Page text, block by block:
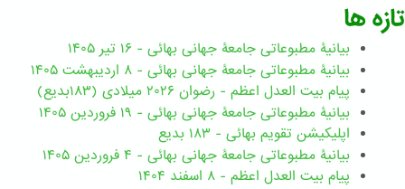
تازه ها
بیانیۀ مطبوعاتی جامعۀ جهانی بهائی - ۱۶ تیر ۱۴۰۵
بیانیۀ مطبوعاتی جامعۀ جهانی بهائی - ۸ اردیبهشت ۱۴۰۵
پیام بیت العدل اعظم - رضوان ۲۰۲۶ میلادی (۱۸۳بدیع)
بیانیۀ مطبوعاتی جامعۀ جهانی بهائی - ۱۹ فروردین ۱۴۰۵
اپلیکیشن تقویم بهائی - ۱۸۳ بدیع
بیانیۀ مطبوعاتی جامعۀ جهانی بهائی - ۴ فروردین ۱۴۰۵
پیام بیت العدل اعظم - ۸ اسفند ۱۴۰۴